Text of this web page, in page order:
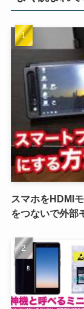
スマホをHDMI
をつないで外部